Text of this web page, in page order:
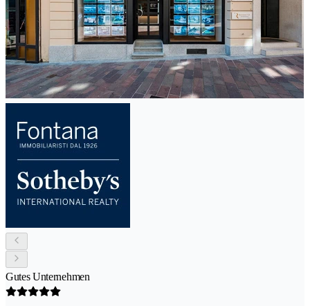
Gutes Unternehmen